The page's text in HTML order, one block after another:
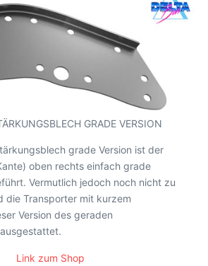
GRADE VERSION
grade Version ist der
oben rechts einfach grade
Vermutlich jedoch noch nicht zu
die Transporter mit kurzem
Version des geraden
Link zum Shop